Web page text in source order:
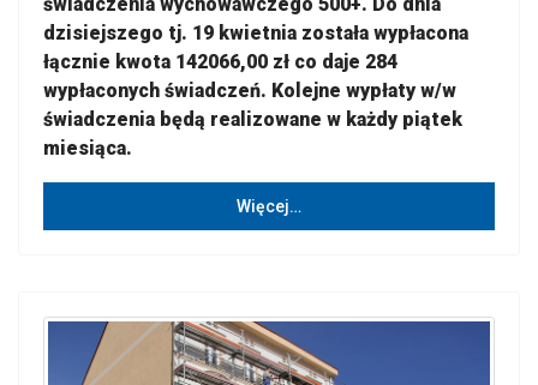
dzisiejszego tj. 19 kwietnia została wypłacona
łącznie kwota 142066,00 zł co daje 284
wypłaconych świadczeń. Kolejne wypłaty w/w
świadczenia będą realizowane w każdy piątek
miesiąca.
Więcej…